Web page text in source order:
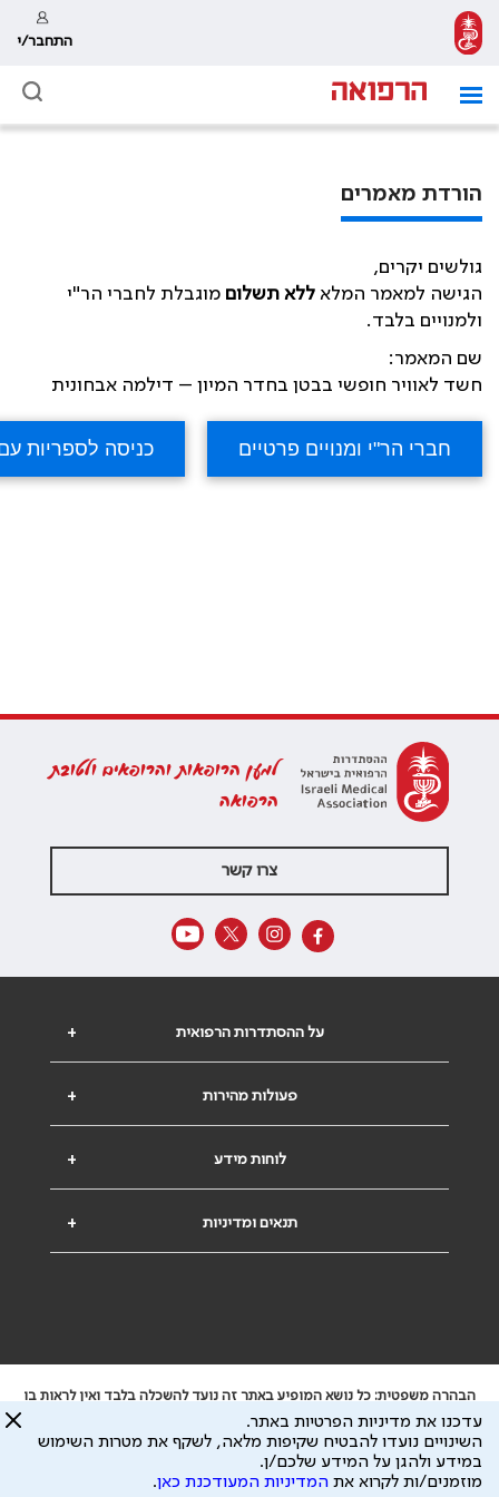
התחבר/י
הורדת מאמרים
גולשים יקרים,
הגישה למאמר המלא ללא תשלום מוגבלת לחברי הר"י
ולמנויים בלבד.
שם המאמר:
חשד לאוויר חופשי בבטן בחדר המיון – דילמה אבחונית
למען הרופאות והרופאים ולטובת
הרפואה
צרו קשר
+ על ההסתדרות הרפואית
+ פעולות מהירות
+ לוחות מידע
+ תנאים ומדיניות
הבהרה משפטית: כל נושא המופיע באתר זה נועד להשכלה בלבד ואין לראות בו
ייעוץ רפואי או משפטי. אין הר"י אחראית לתוכן המתפרסם באתר זה ולכל נזק
שעלול להיגרם.
ידוע לי שהר"י אוספת ושומרת מידע אישי לצורך מתן השרות וכי חלק ממנו עשוי
להיות מועבר לצדדים שלישיים, הכל בכפוף למדיניות הפרטיות
עדכנו את מדיניות הפרטיות באתר.
השינויים נועדו להבטיח שקיפות מלאה, לשקף את מטרות השימוש
במידע ולהגן על המידע שלכם/ן.
מוזמנים/ות לקרוא את המדיניות המעודכנת כאן.